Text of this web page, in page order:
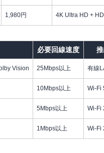
1,980円 4K Ultra HD +
必要回線速度
Vision 25Mbps以上 有線
10Mbps以上 Wi-Fi
5Mbps以上 Wi-Fi
1Mbps以上 Wi-Fi